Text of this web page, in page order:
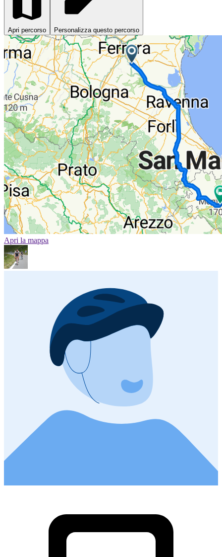
Apri percorso Personalizza questo percorso
Apri la mappa